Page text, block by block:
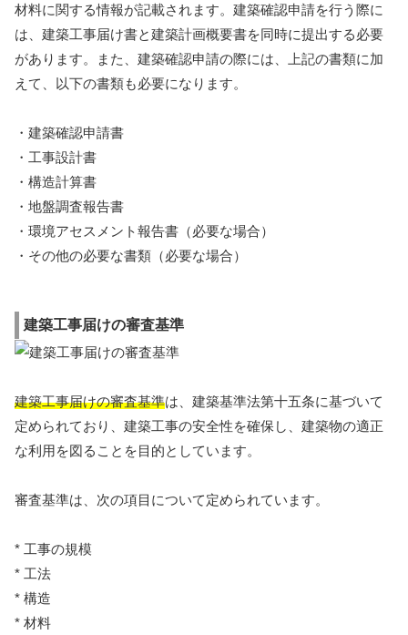
材料に関する情報が記載されます。建築確認申請を行う際に
は、建築工事届け書と建築計画概要書を同時に提出する必要
があります。また、建築確認申請の際には、上記の書類に加
えて、以下の書類も必要になります。
・建築確認申請書
・工事設計書
・構造計算書
・地盤調査報告書
・環境アセスメント報告書（必要な場合）
・その他の必要な書類（必要な場合）
建築工事届けの審査基準
建築工事届けの審査基準は、建築基準法第十五条に基づいて
定められており、建築工事の安全性を確保し、建築物の適正
な利用を図ることを目的としています。
審査基準は、次の項目について定められています。
* 工事の規模
* 工法
* 構造
* 材料